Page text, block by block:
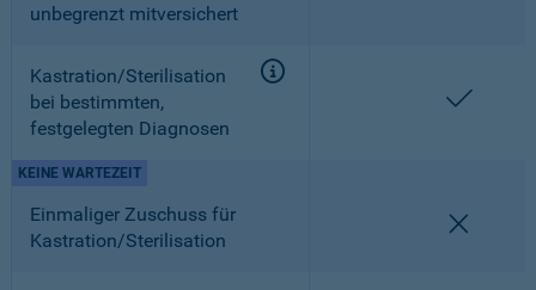
unbegrenzt mitversichert
Kastration/Sterilisation
bei bestimmten,
festgelegten Diagnosen
Einmaliger Zuschuss für
Kastration/Sterilisation
KEINE WARTEZEIT